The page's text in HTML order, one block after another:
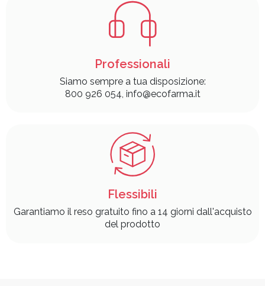
Professionali
Siamo sempre a tua disposizione:
800 926 054, info@ecofarma.it
Flessibili
Garantiamo il reso gratuito fino a 14 giorni dall'acquisto
del prodotto